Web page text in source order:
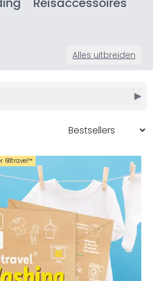
Alles uitbreiden
68travel™️
▶